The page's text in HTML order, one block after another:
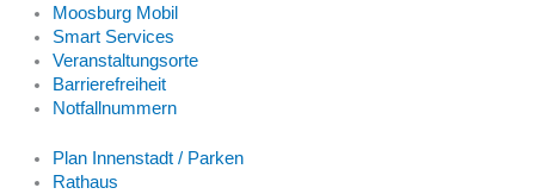
Moosburg Mobil
Smart Services
Veranstaltungsorte
Barrierefreiheit
Notfallnummern
Plan Innenstadt / Parken
Rathaus